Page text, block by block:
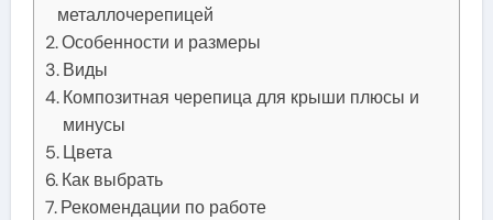
металлочерепицей
Особенности и размеры
Виды
Композитная черепица для крыши плюсы и
минусы
Цвета
Как выбрать
Рекомендации по работе